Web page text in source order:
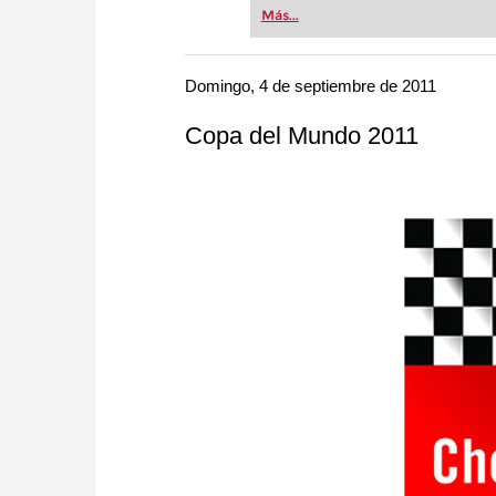
Whether you’re taking your
more efficiently, intelligently
approach than ever before.
Más...
Domingo, 4 de septiembre de 2011
Copa del Mundo 2011